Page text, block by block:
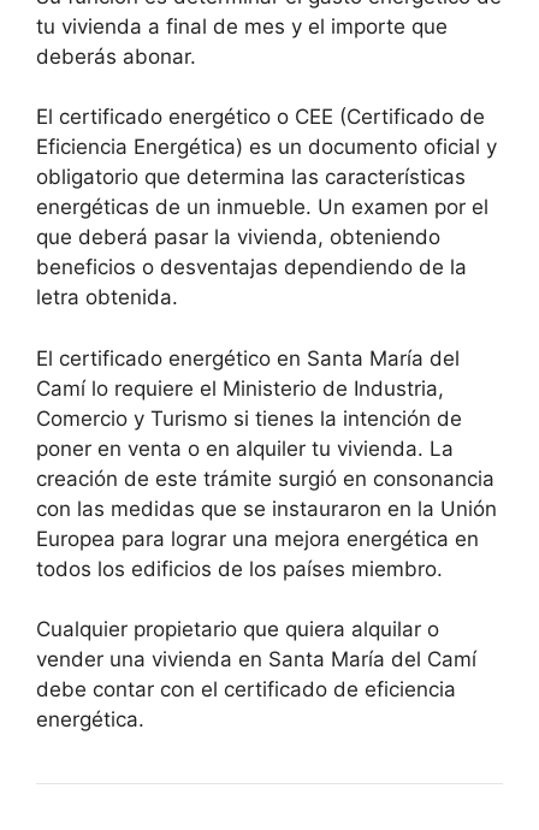
tu vivienda a final de mes y el importe que
deberás abonar.
El certificado energético o CEE (Certificado de
Eficiencia Energética) es un documento oficial y
obligatorio que determina las características
energéticas de un inmueble. Un examen por el
que deberá pasar la vivienda, obteniendo
beneficios o desventajas dependiendo de la
letra obtenida.
El certificado energético en Santa María del
Camí lo requiere el Ministerio de Industria,
Comercio y Turismo si tienes la intención de
poner en venta o en alquiler tu vivienda. La
creación de este trámite surgió en consonancia
con las medidas que se instauraron en la Unión
Europea para lograr una mejora energética en
todos los edificios de los países miembro.
Cualquier propietario que quiera alquilar o
vender una vivienda en Santa María del Camí
debe contar con el certificado de eficiencia
energética.